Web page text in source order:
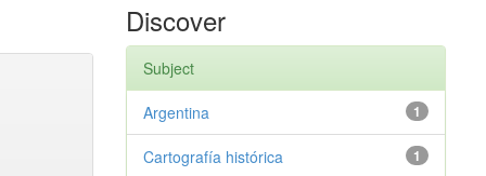
Discover
Subject
1
Argentina
1
Cartografía histórica